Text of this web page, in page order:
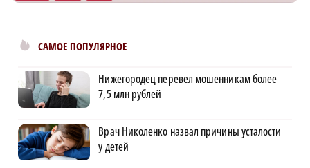
САМОЕ ПОПУЛЯРНОЕ
Нижегородец перевел мошенникам более
7,5 млн рублей
Врач Николенко назвал причины усталости
у детей